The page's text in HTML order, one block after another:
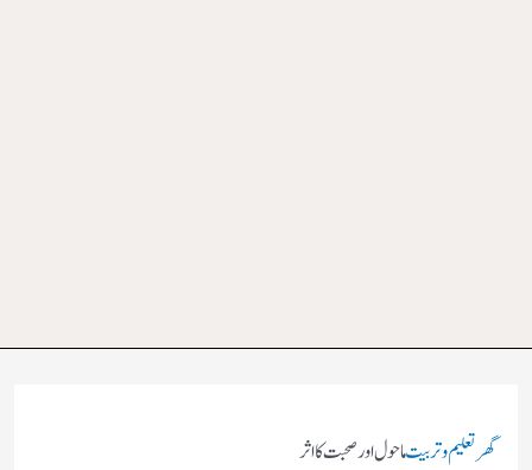
گھرتعلیم و تربیتماحول اور صحبت کا اثر